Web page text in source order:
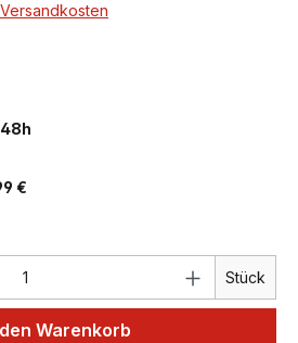
48h
€
Gib den Stück
Warenkorb